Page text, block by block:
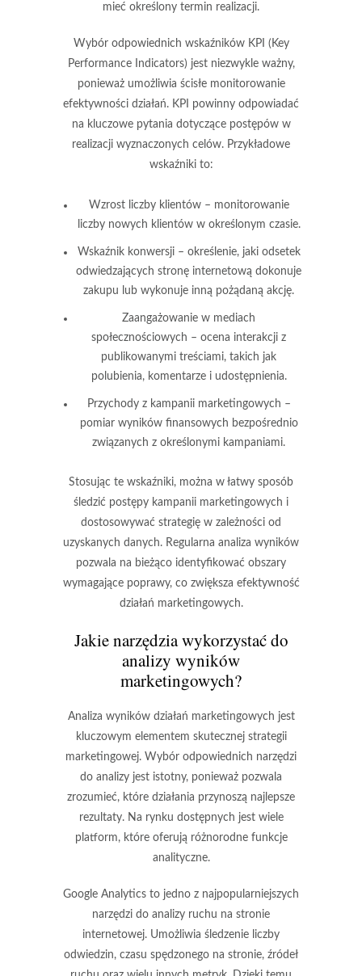
mieć określony termin realizacji.
Wybór odpowiednich wskaźników KPI (Key
Performance Indicators) jest niezwykle ważny,
ponieważ umożliwia ścisłe monitorowanie
efektywności działań. KPI powinny odpowiadać
na kluczowe pytania dotyczące postępów w
realizacji wyznaczonych celów. Przykładowe
wskaźniki to:
Wzrost liczby klientów– monitorowanie
liczby nowych klientów w określonym czasie.
Wskaźnik konwersji– określenie, jaki odsetek
odwiedzających stronę internetową dokonuje
zakupu lub wykonuje inną pożądaną akcję.
Zaangażowanie w mediach
społecznościowych – ocena interakcji z
publikowanymi treściami, takich jak
polubienia, komentarze i udostępnienia.
Przychody z kampanii marketingowych –
pomiar wyników finansowych bezpośrednio
związanych z określonymi kampaniami.
Stosując te wskaźniki, można w łatwy sposób
śledzić postępy kampanii marketingowych i
dostosowywać strategię w zależności od
uzyskanych danych. Regularna analiza wyników
pozwala na bieżąco identyfikować obszary
wymagające poprawy, co zwiększa efektywność
działań marketingowych.
Jakie narzędzia wykorzystać do
analizy wyników
marketingowych?
Analiza wyników działań marketingowych jest
kluczowym elementem skutecznej strategii
marketingowej. Wybór odpowiednich narzędzi
do analizy jest istotny, ponieważ pozwala
zrozumieć, które działania przynoszą najlepsze
rezultaty. Na rynku dostępnych jest wiele
platform, które oferują różnorodne funkcje
analityczne.
Google Analytics to jedno z najpopularniejszych
narzędzi do analizy ruchu na stronie
internetowej. Umożliwia śledzenie liczby
odwiedzin, czasu spędzonego na stronie, źródeł